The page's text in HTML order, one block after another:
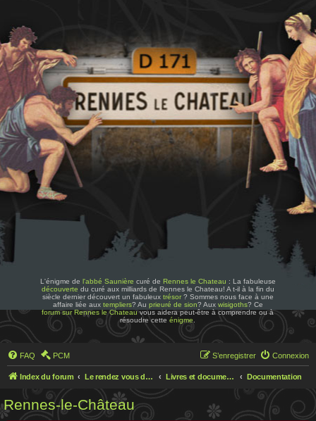
L'énigme de l'abbé Saunière curé de Rennes le Chateau : La fabuleuse
découverte du curé aux milliards de Rennes le Chateau! A t-il à la fin du
siècle dernier découvert un fabuleux trésor? Sommes nous face à une
affaire liée aux templiers? Au prieuré de sion? Aux wisigoths? Ce
forum sur Rennes le Chateauvous aidera peut-être à comprendre ou à
résoudre cetteénigme
FAQ PCM Connexion
S’enregistrer
Index du forum Le rendez vous des chercheurs Livres et documentations sur Rennes le Chateau Documentation
Rennes-le-Château